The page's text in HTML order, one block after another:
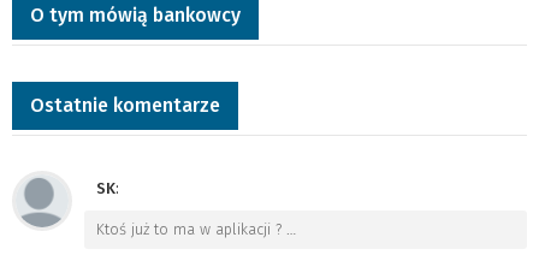
O tym mówią bankowcy
Ostatnie komentarze
SK:
Ktoś już to ma w aplikacji ? …